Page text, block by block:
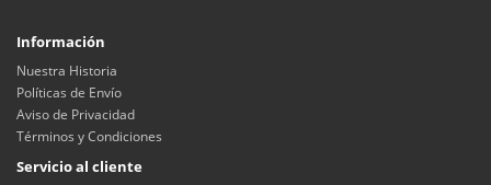
Información
Nuestra Historia
Políticas de Envío
Aviso de Privacidad
Términos y Condiciones
Servicio al cliente